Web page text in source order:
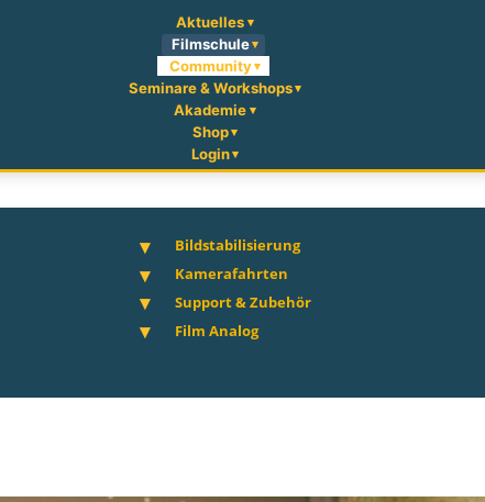
Aktuelles
Filmschule
Community
Seminare & Workshops
Akademie
Shop
Login
Bildstabilisierung
Kamerafahrten
Support & Zubehör
Film Analog